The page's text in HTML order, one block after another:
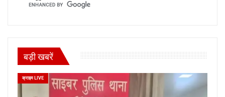
बड़ी खबरें
क्राइम LIVE